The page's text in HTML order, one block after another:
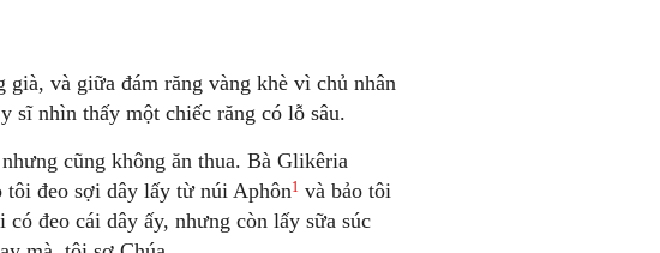
và giữa đám răng vàng khè vì chủ nhân
sĩ nhìn thấy một chiếc răng có lỗ sâu.
cũng không ăn thua. Bà Glikêria
tôi đeo sợi dây lấy từ núi Aphôn1 và bảo tôi
đeo cái dây ấy, nhưng còn lấy sữa súc